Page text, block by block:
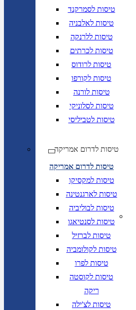
טיסות לסמרקנד
טיסות לאלבניה
טיסות ללרנקה
טיסות לכרתים
טיסות לרודוס
טיסות לקורפו
טיסות לורנה
טיסות לסלוניקי
טיסות לטביליסי
טיסות לדרום אמריקה
טיסות לדרום אמריקה
טיסות למקסיקו
טיסות לארגנטינה
טיסות לבוליביה
טיסות לסנטיאגו
טיסות לברזיל
טיסות לקולומביה
טיסות לפרו
טיסות לקוסטה
ריקה
טיסות לצ'ילה